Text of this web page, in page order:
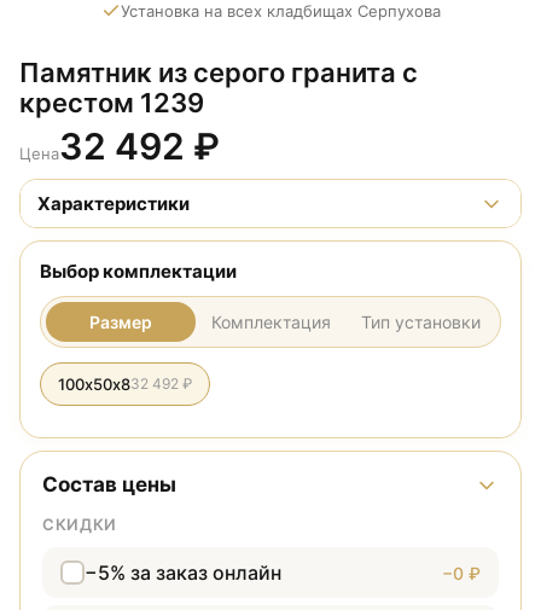
Установка на всех кладбищах Серпухова
Памятник из серого гранита с
крестом 1239
Цена32 492 ₽
Характеристики
Выбор комплектации
Размер Комплектация Тип установки
100х50х832 492 ₽
Состав цены
СКИДКИ
−5% за заказ онлайн −0 ₽